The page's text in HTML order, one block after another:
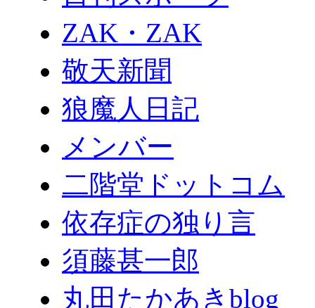
ZAK・ZAK
敬天新聞
狼魔人日記
メンバー
二階堂ドットコム
依存症の独り言
須藤甚一郎
丸田たかあきblog